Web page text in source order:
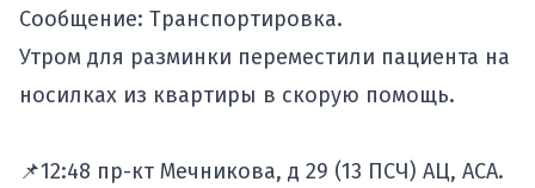
Сообщение: Транспортировка.
Утром для разминки переместили пациента на
носилках из квартиры в скорую помощь.
📌12:48 пр-кт Мечникова, д 29 (13 ПСЧ) АЦ, АСА.